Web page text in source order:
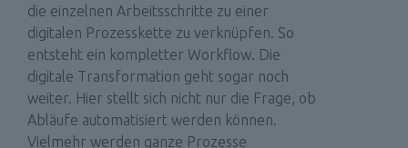
die einzelnen Arbeitsschritte zu einer
digitalen Prozesskette zu verknüpfen. So
entsteht ein kompletter Workflow. Die
digitale Transformation geht sogar noch
weiter. Hier stellt sich nicht nur die Frage, ob
Abläufe automatisiert werden können.
Vielmehr werden ganze Prozesse